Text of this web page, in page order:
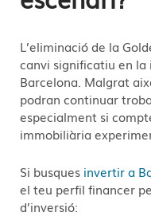
L’eliminació de la
canvi significatiu en
Barcelona. Malgrat
podran continuar
especialment si
immobiliària
Si busques invertir a
el teu perfil financer
d’inversió: